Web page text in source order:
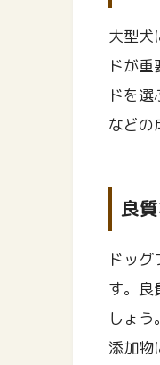
大型犬
ドが
ドを
などの
良
ドッ
す。良
しょう
添加物